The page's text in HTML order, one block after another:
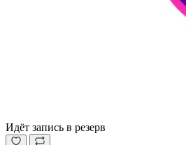
Идёт запись в резерв